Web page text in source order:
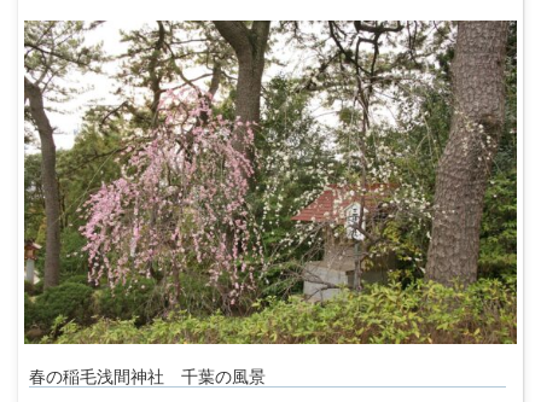
春の稲毛浅間神社 千葉の風景